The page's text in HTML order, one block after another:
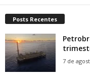
Posts Recentes
7 de